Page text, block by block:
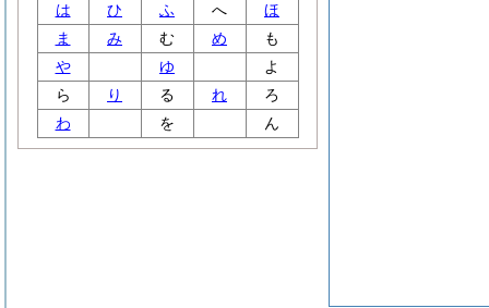
は
ひ ふ へ
ほ
ま
み む め
も
や
ゆ
よ
ら
り る れ
ろ
わ
を ん